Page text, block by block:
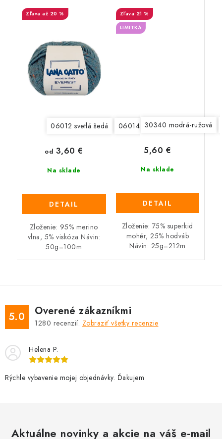
až 20 %
06012 svetlá šedá 06014 šedohnedá 06962
Na sklade
od 3,60 €
DETAIL
Zloženie: 95% merino
vlna, 5% viskóza Návin:
50g=100m
21 %
LIMITKA
30340 modrá-ružová
Na sklade
5,60 €
DETAIL
Zloženie: 75% superkid
mohér, 25% hodváb
Návin: 25g=212m
5.0 Overené zákazníkmi
1280 recenzií. Zobraziť všetky recenzie
Helena P.
Rýchle vybavenie mojej objednávky. Ďakujem
Aktuálne novinky a akcie na váš e-mail